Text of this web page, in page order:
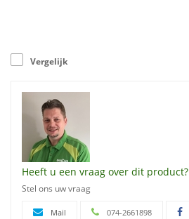
Vergelijk
Heeft u een vraag over dit product?
Stel ons uw vraag
Mail 074-2661898